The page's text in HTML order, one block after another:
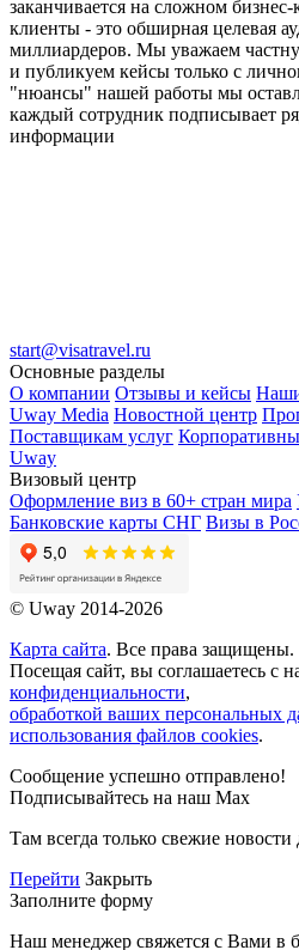
заканчивается на сложном
клиенты - это обширная целевая
миллиардеров. Мы уважаем
и публикуем кейсы только с
"нюансы" нашей работы мы
каждый сотрудник подписывает
информации
start@visatravel.ru
Основные разделы
О компании Отзывы и кейсы
Uway Media Новостной центр
Поставщикам услуг
Uway
Визовый центр
Оформление виз в 60+ стран мира
Банковские карты СНГ Визы в
© Uway 2014-2026
Карта сайта. Все права защищены.
Посещая сайт, вы соглашаетесь с
конфиденциальности,
обработкой ваших персональных
использования файлов cookies.
Сообщение успешно отправлено!
Подписывайтесь на наш Max
Там всегда только свежие
Перейти Закрыть
Заполните форму
Наш менеджер свяжется с Вами в